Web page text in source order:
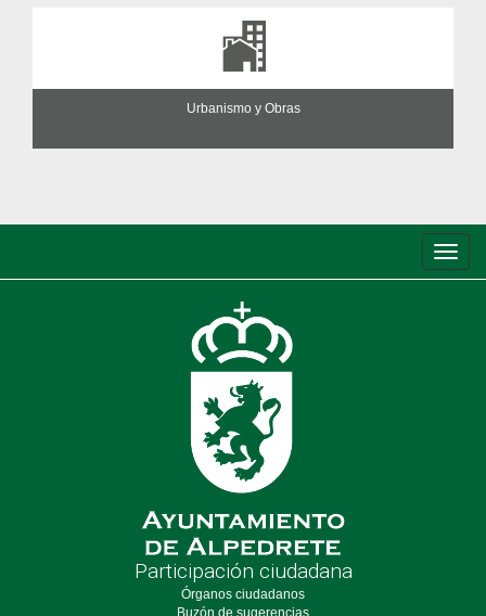
Urbanismo y Obras
de
Participación ciudadana
Órganos ciudadanos
Buzón de sugerencias